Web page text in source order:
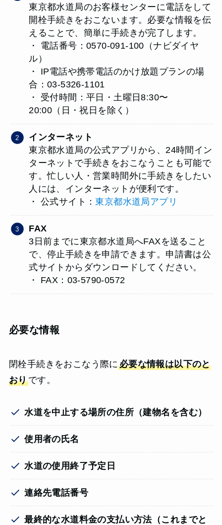
東京都水道局のお客様センターに電話をして
開栓手続きをおこないます。必要な情報を伝
えることで、簡単に手続きが完了します。
・ 電話番号：0570-091-100（ナビダイヤ
ル）
・ IP電話や携帯電話のかけ放題プランの場
合：03-5326-1101
・ 受付時間：平日・土曜日8:30〜
20:00（日・祝日を除く）
インターネット
東京都水道局の公式アプリから、24時間イン
ターネットで手続きをおこなうことも可能で
す。忙しい人・営業時間外に手続きをしたい
人には、インターネットが便利です。
・ 公式サイト：東京都水道局アプリ
FAX
3日前までに東京都水道局へFAXを送ること
で、停止手続きを申請できます。申請書は公
式サイトからダウンロードしてください。
・ FAX：03-5790-0572
必要な情報
閉栓手続きをおこなう際に必要な情報は以下のと
おりです。
水道を中止する場所の住所（建物名を含む）
使用者の氏名
水道の使用終了予定日
連絡先電話番号
最終的な水道料金の支払い方法（これまでと